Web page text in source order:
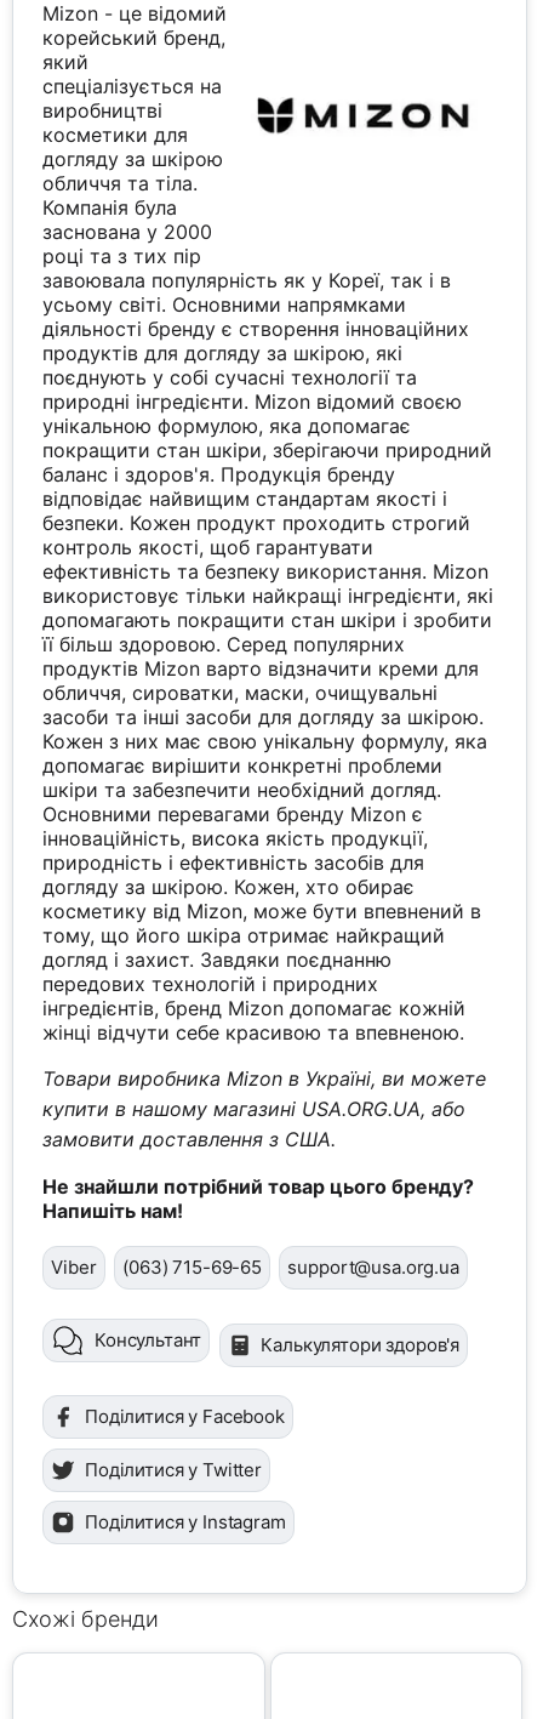
Mizon - це відомий
корейський бренд,
який
спеціалізується на
виробництві
косметики для
догляду за шкірою
обличчя та тіла.
Компанія була
заснована у 2000
році та з тих пір
завоювала популярність як у Кореї, так і в
усьому світі. Основними напрямками
діяльності бренду є створення інноваційних
продуктів для догляду за шкірою, які
поєднують у собі сучасні технології та
природні інгредієнти. Mizon відомий своєю
унікальною формулою, яка допомагає
покращити стан шкіри, зберігаючи природний
баланс і здоров'я. Продукція бренду
відповідає найвищим стандартам якості і
безпеки. Кожен продукт проходить строгий
контроль якості, щоб гарантувати
ефективність та безпеку використання. Mizon
використовує тільки найкращі інгредієнти, які
допомагають покращити стан шкіри і зробити
її більш здоровою. Серед популярних
продуктів Mizon варто відзначити креми для
обличчя, сироватки, маски, очищувальні
засоби та інші засоби для догляду за шкірою.
Кожен з них має свою унікальну формулу, яка
допомагає вирішити конкретні проблеми
шкіри та забезпечити необхідний догляд.
Основними перевагами бренду Mizon є
інноваційність, висока якість продукції,
природність і ефективність засобів для
догляду за шкірою. Кожен, хто обирає
косметику від Mizon, може бути впевнений в
тому, що його шкіра отримає найкращий
догляд і захист. Завдяки поєднанню
передових технологій і природних
інгредієнтів, бренд Mizon допомагає кожній
жінці відчути себе красивою та впевненою.
Товари виробника Mizon в Україні, ви можете
купити в нашому магазині USA.ORG.UA, або
замовити доставлення з США.
Не знайшли потрібний товар цього бренду?
Напишіть нам!
Viber (063) 715-69-65 support@usa.org.ua
Консультант Калькулятори здоров'я
Поділитися у Facebook
Поділитися у Twitter
Поділитися у Instagram
Схожі бренди